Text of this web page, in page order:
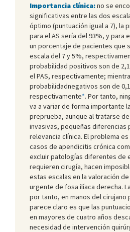
Importancia clínica:no se
significativas entre las dos
óptimo (puntuación igual a 7), la
para el AS sería del 93%, y para
un porcentaje de pacientes que
escala del 7 y 5%,
probabilidad positivos son de
el PAS, respectivamente;
probabilidadnegativos son de
respectivamente*. Por tanto,
va a variar de forma importante
preprueba, aunque al tratarse
invasivas, pequeñas diferencias
relevancia clínica. El problema
casos de apendicitis crónica
excluir patologías diferentes de
requieren cirugía, hacen
estas escalas en la valoración
urgente de fosa ilíaca derecha.
por tanto, en manos del cirujano
parece claro es que las
en mayores de cuatro años
necesidad de intervención